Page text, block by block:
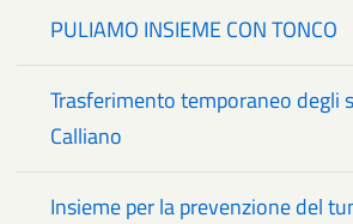
PULIAMO INSIEME CON TONCO
Trasferimento temporaneo degli
Calliano
Insieme per la prevenzione del